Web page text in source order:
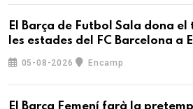
El Barça de Futbol Sala dona
les estades del FC Barcelona a
05-08-2026 Encamp